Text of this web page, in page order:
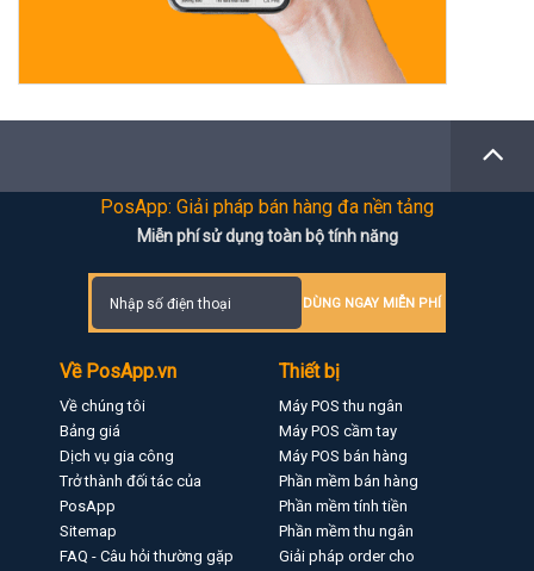
PosApp: Giải pháp bán hàng đa nền tảng
Miễn phí sử dụng toàn bộ tính năng
DÙNG NGAY MIỄN PHÍ
Về PosApp.vn
Về chúng tôi
Bảng giá
Dịch vụ gia công
Trở thành đối tác của
PosApp
Sitemap
FAQ - Câu hỏi thường gặp
Thiết bị
Máy POS thu ngân
Máy POS cầm tay
Máy POS bán hàng
Phần mềm bán hàng
Phần mềm tính tiền
Phần mềm thu ngân
Giải pháp order cho